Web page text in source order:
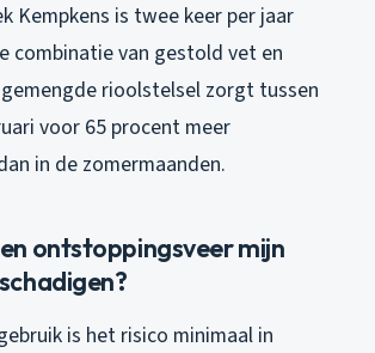
Kempkens is twee keer per jaar
combinatie van gestold vet en
rioolstelsel zorgt tussen
voor 65 procent meer
in de zomermaanden.
ontstoppingsveer mijn
is het risico minimaal in